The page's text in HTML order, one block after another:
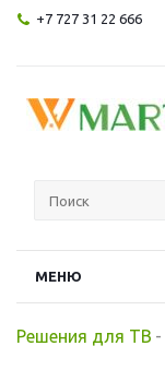
+7 727 31 22 666
МЕНЮ
Решения для ТВ -